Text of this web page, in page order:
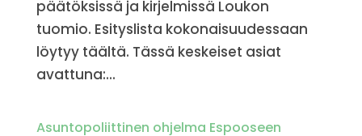
päätöksissä ja kirjelmissä Loukon
tuomio. Esityslista kokonaisuudessaan
löytyy täältä. Tässä keskeiset asiat
avattuna:...
Asuntopoliittinen ohjelma Espooseen